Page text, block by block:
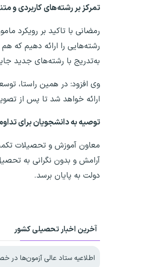
تمرکز بر رشته‌های کاربردی و
رمضانی با تاکید بر رویکرد
رشته‌هایی را ارائه دهیم که
به‌تدریج با رشته‌های جدید
وی افزود: در همین راستا،
ارائه خواهد شد تا پس از
توصیه به دانشجویان برای
معاون آموزش و تحصیلات
آرامش و بدون نگرانی به
دولت به پایان برسد.
آخرین اخبار تحصیلی کشور
اطلاعیه ستاد عالی آزمون‌ها در خصوص